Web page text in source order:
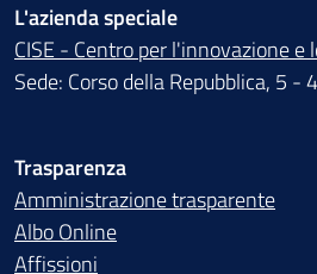
L'azienda speciale
CISE - Centro per l'innovazione e
Sede: Corso della Repubblica, 5 -
Trasparenza
Amministrazione trasparente
Albo Online
Affissioni